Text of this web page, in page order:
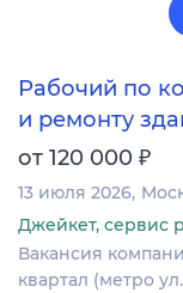
Рабочий по
и ремонту
от 120 000 ₽
13 июля 2026
Джейкет, сервис
Вакансия
квартал (метро